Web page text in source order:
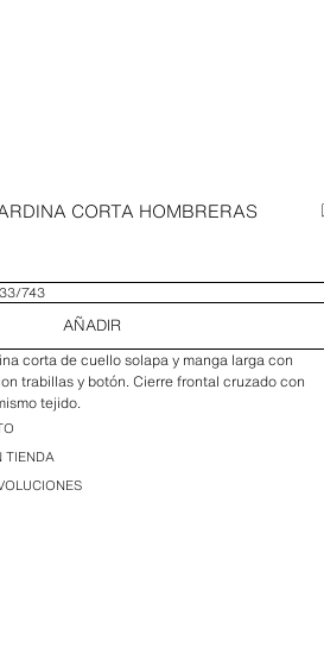
CORTA HOMBRERAS
743
AÑADIR
corta de cuello solapa y manga larga con
trabillas y botón. Cierre frontal cruzado con
tejido.
TIENDA